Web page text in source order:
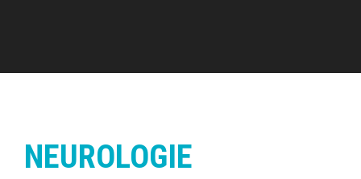
NEUROLOGIE